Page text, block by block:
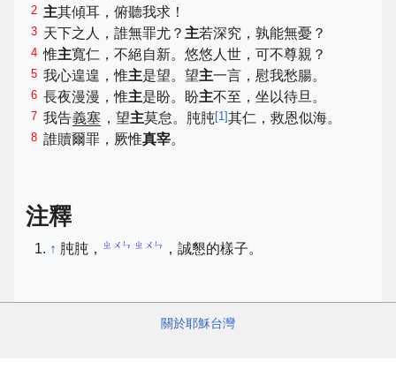
2 主其傾耳，俯聽我求！
3 天下之人，誰無罪尤？主若深究，孰能無憂？
4 惟主寬仁，不絕自新。悠悠人世，可不尊親？
5 我心遑遑，惟主是望。望主一言，慰我愁腸。
6 長夜漫漫，惟主是盼。盼主不至，坐以待旦。
7 我告義塞 ，望主莫怠。肫肫[1]其仁，救恩似海。
8 誰贖爾罪，厥惟真宰。
注釋
↑ 肫肫， ㄓㄨㄣ ㄓㄨㄣ ，誠懇的樣子。
關於耶穌台灣